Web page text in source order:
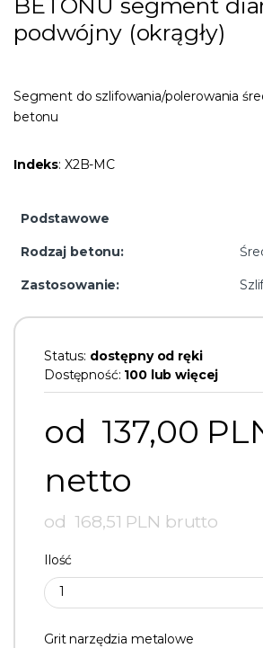
podwójny (okrągły)
Segment do szlifowania/polerowania
betonu
Indeks: X2B-MC
Podstawowe
Rodzaj betonu:
Zastosowanie:
Status: dostępny od ręki
Dostępność: 100 lub więcej
od 137,00
netto
od 168,51 PLN brutto
Ilość
Grit narzędzia metalowe